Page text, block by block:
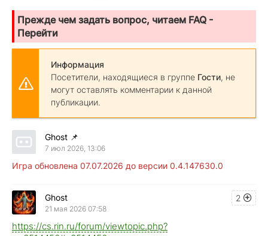
Прежде чем задать вопрос, читаем FAQ -
Перейти
Информация
Посетители, находящиеся в группе Гости, не
могут оставлять комментарии к данной
публикации.
Ghost 📌
7 июл 2026, 13:06
Игра обновлена 07.07.2026 до версии 0.4.147630.0
2
Ghost
21 мая 2026 07:58
https://cs.rin.ru/forum/viewtopic.php?